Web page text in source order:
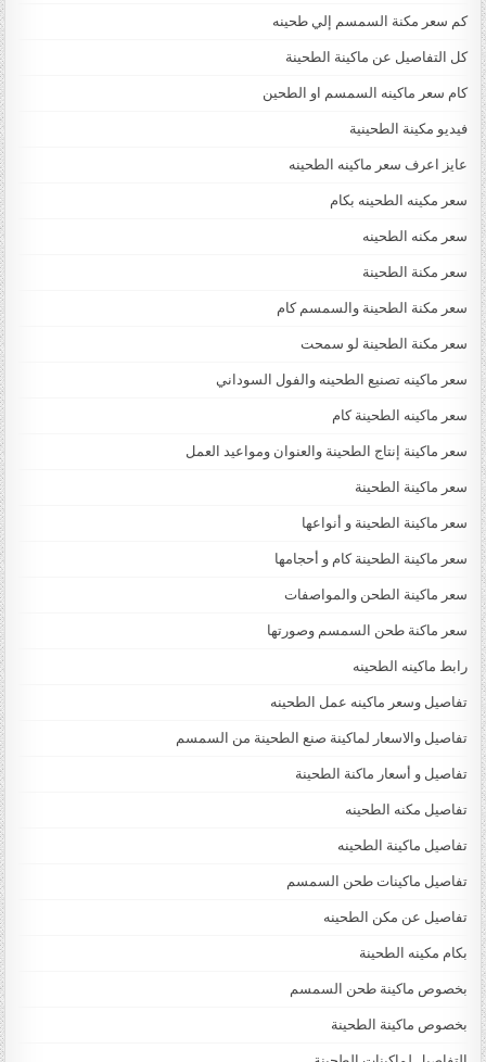
كم سعر مكنة السمسم إلي طحينه
كل التفاصيل عن ماكينة الطحينة
كام سعر ماكينه السمسم او الطحين
فيديو مكينة الطحينية
عايز اعرف سعر ماكينه الطحينه
سعر مكينه الطحينه بكام
سعر مكنه الطحينه
سعر مكنة الطحينة
سعر مكنة الطحينة والسمسم كام
سعر مكنة الطحينة لو سمحت
سعر ماكينه تصنيع الطحينه والفول السوداني
سعر ماكينه الطحينة كام
سعر ماكينة إنتاج الطحينة والعنوان ومواعيد العمل
سعر ماكينة الطحينة
سعر ماكينة الطحينة و أنواعها
سعر ماكينة الطحينة كام و أحجامها
سعر ماكينة الطحن والمواصفات
سعر ماكنة طحن السمسم وصورتها
رابط ماكينه الطحينه
تفاصيل وسعر ماكينه عمل الطحينه
تفاصيل والاسعار لماكينة صنع الطحينة من السمسم
تفاصيل و أسعار ماكنة الطحينة
تفاصيل مكنه الطحينه
تفاصيل ماكينة الطحينه
تفاصيل ماكينات طحن السمسم
تفاصيل عن مكن الطحينه
بكام مكينه الطحينة
بخصوص ماكينة طحن السمسم
بخصوص ماكينة الطحينة